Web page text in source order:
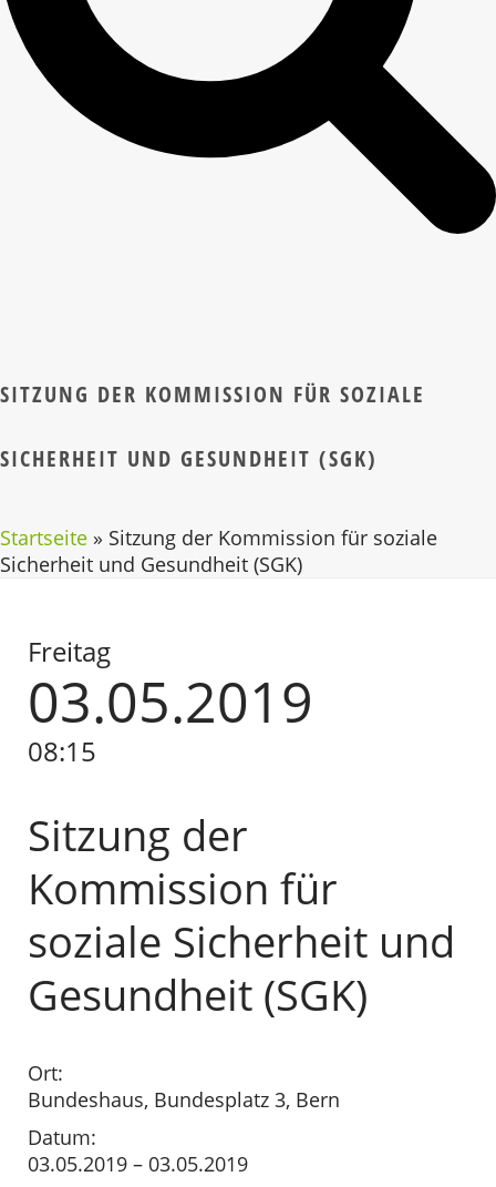
SITZUNG DER KOMMISSION FÜR SOZIALE
SICHERHEIT UND GESUNDHEIT (SGK)
Startseite » Sitzung der Kommission für soziale
Sicherheit und Gesundheit (SGK)
Freitag
03.05.2019
08:15
Sitzung der
Kommission für
soziale Sicherheit und
Gesundheit (SGK)
Ort:
Bundeshaus, Bundesplatz 3, Bern
Datum:
03.05.2019 – 03.05.2019